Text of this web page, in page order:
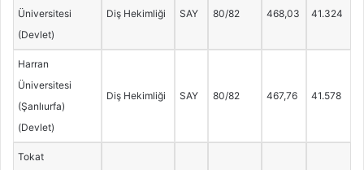
Üniversitesi
(Devlet)
Diş Hekimliği SAY 80/82 468,03 41.324
Harran
Üniversitesi
(Şanlıurfa)
(Devlet)
Diş Hekimliği SAY 80/82 467,76 41.578
Tokat